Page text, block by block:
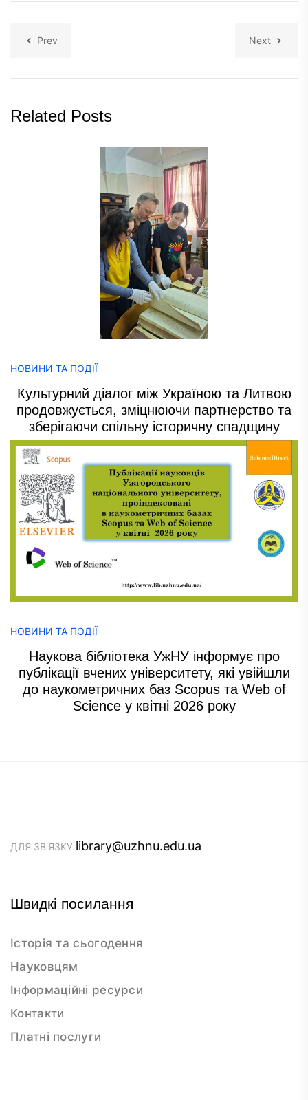
Prev Next
Related Posts
НОВИНИ ТА ПОДІЇ
Культурний діалог між Україною та Литвою
продовжується, зміцнюючи партнерство та
зберігаючи спільну історичну спадщину
НОВИНИ ТА ПОДІЇ
Наукова бібліотека УжНУ інформує про
публікації вчених університету, які увійшли
до наукометричних баз Scopus та Web of
Science у квітні 2026 року
ДЛЯ ЗВ'ЯЗКУ library@uzhnu.edu.ua
Швидкі посилання
Історія та сьогодення
Науковцям
Інформаційні ресурси
Контакти
Платні послуги